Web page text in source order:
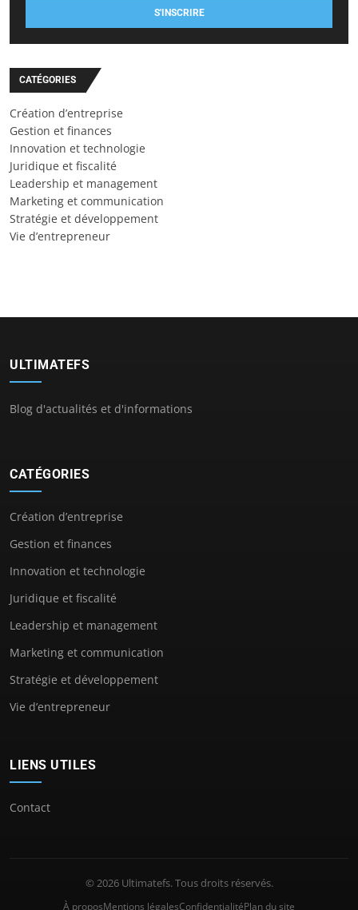
S'INSCRIRE
CATÉGORIES
Création d’entreprise
Gestion et finances
Innovation et technologie
Juridique et fiscalité
Leadership et management
Marketing et communication
Stratégie et développement
Vie d’entrepreneur
ULTIMATEFS
Blog d'actualités et d'informations
CATÉGORIES
Création d’entreprise
Gestion et finances
Innovation et technologie
Juridique et fiscalité
Leadership et management
Marketing et communication
Stratégie et développement
Vie d’entrepreneur
LIENS UTILES
Contact
© 2026 Ultimatefs. Tous droits réservés.
À proposMentions légalesConfidentialitéPlan du site